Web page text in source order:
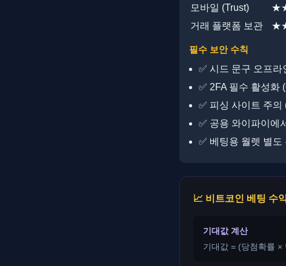
모바일 (Trust)
거래 플랫폼 보관
필수 보안 수칙
✅ 시드 문구 오프
✅ 2FA 필수 활성화
✅ 피싱 사이트 주의
✅ 공용 와이파이에
✅ 베팅용 월렛 별도
📈 비트코인 베팅 수
기대값 계산
기대값 = (당첨확률 ×